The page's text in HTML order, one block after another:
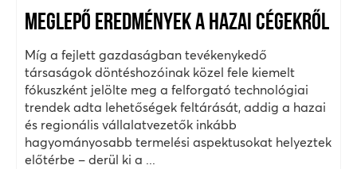
MEGLEPŐ EREDMÉNYEK A HAZAI CÉGEKRŐL
Míg a fejlett gazdaságban tevékenykedő
társaságok döntéshozóinak közel fele kiemelt
fókuszként jelölte meg a felforgató technológiai
trendek adta lehetőségek feltárását, addig a hazai
és regionális vállalatvezetők inkább
hagyományosabb termelési aspektusokat helyeztek
előtérbe – derül ki a ...